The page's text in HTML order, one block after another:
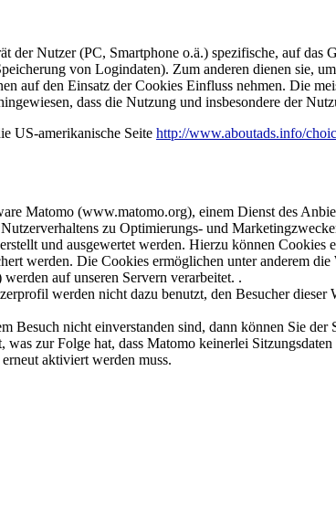
Nutzer (PC, Smartphone o.ä.) spezifische, auf das
von Logindaten). Zum anderen dienen sie,
auf den Einsatz der Cookies Einfluss nehmen. Die
dass die Nutzung und insbesondere der
US-amerikanische Seite http://www.aboutads.info/
Matomo (www.matomo.org), einem Dienst des
Nutzerverhaltens zu Optimierungs- und
und ausgewertet werden. Hierzu können
werden. Die Cookies ermöglichen unter anderem
auf unseren Servern verarbeitet. .
werden nicht dazu benutzt, den Besucher
Besuch nicht einverstanden sind, dann können Sie
zur Folge hat, dass Matomo keinerlei
aktiviert werden muss.